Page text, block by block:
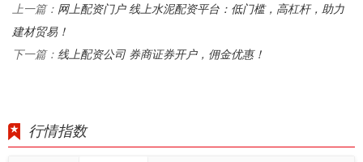
上一篇： 网上配资门户 线上水泥配资平台：低门槛，高杠杆，助力
建材贸易！
下一篇： 线上配资公司 券商证券开户，佣金优惠！
行情指数